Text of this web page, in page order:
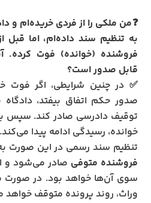
❓من ملکی را از فردی خریده‌ام و
به تنظیم سند داده‌ام، اما قبل
فروشنده (خوانده) فوت کرده.
قابل صدور است؟
✅ در چنین شرایطی، اگر فوت
صدور حکم اتفاق بیفتد، دادگاه
توقیف دادرسی صادر کند. سپس
خوانده، رسیدگی ادامه پیدا
تنظیم سند رسمی در این صورت
فروشنده متوفی صادر می‌شود و
سوی آن‌ها خواهد بود. در صورت
وراث، روند پرونده متوقف خواهد